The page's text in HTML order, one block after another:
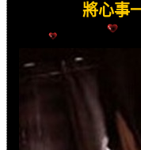
將心事